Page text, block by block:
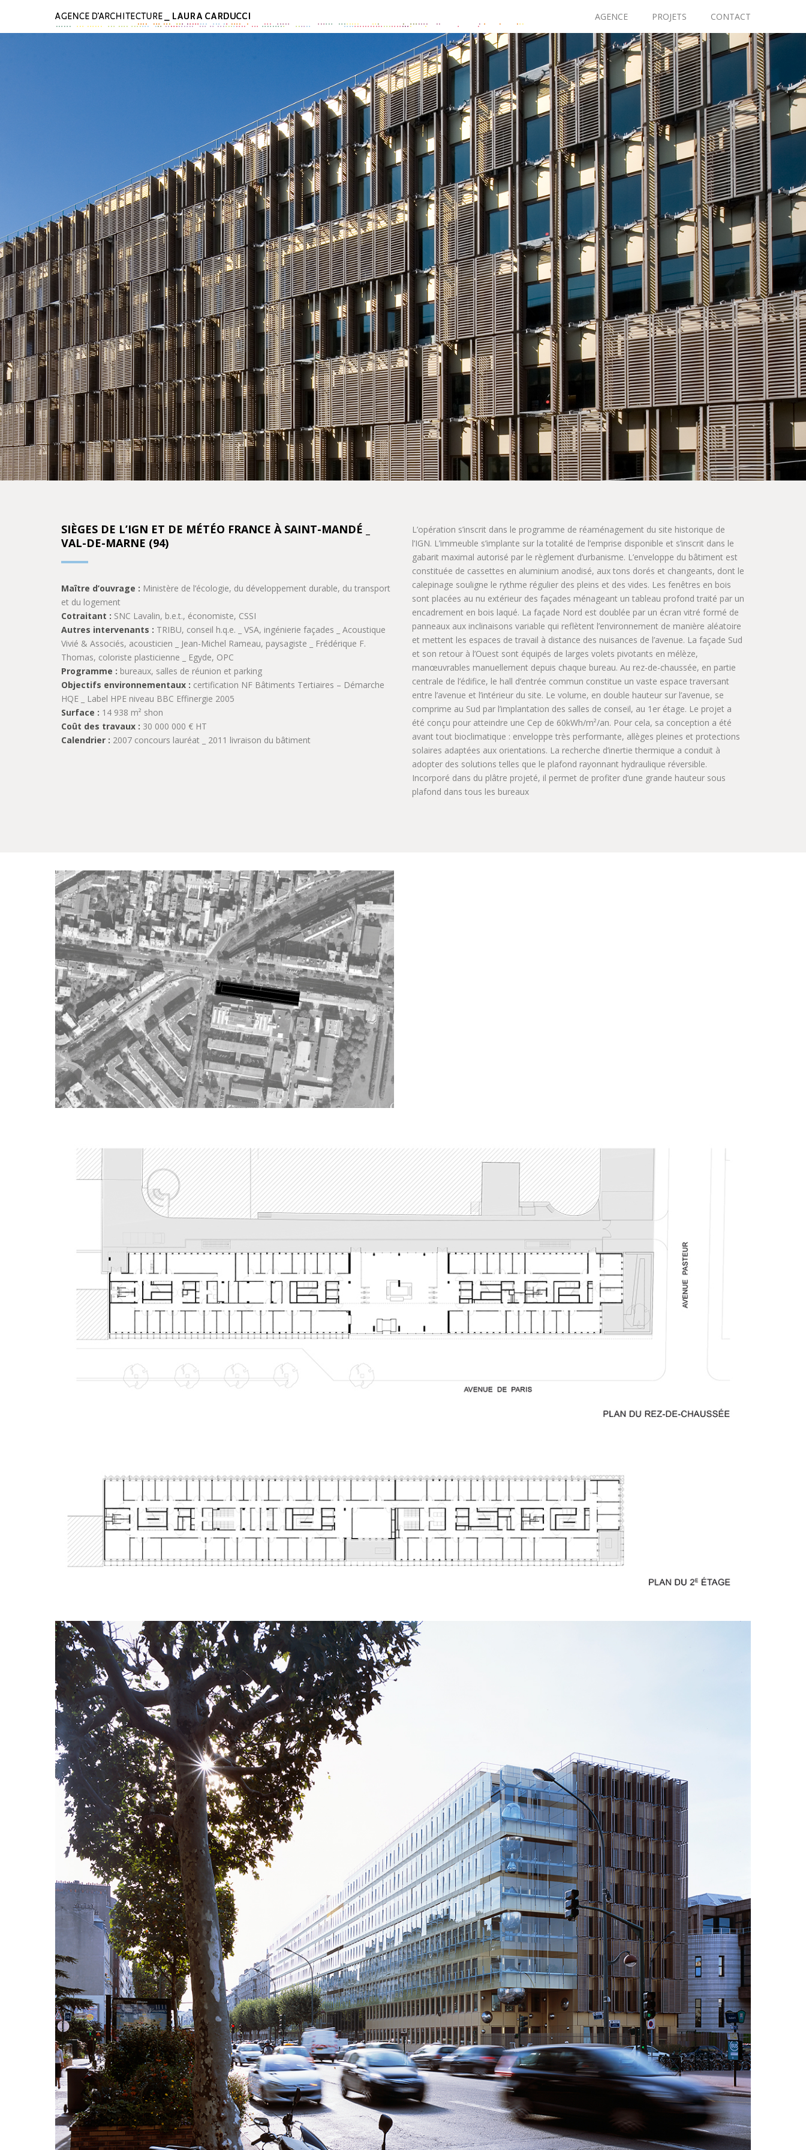
AGENCE PROJETS CONTACT
SIÈGES DE L’IGN ET DE MÉTÉO FRANCE À SAINT-MANDÉ _
VAL-DE-MARNE (94)
Maître d’ouvrage : Ministère de l’écologie, du développement durable, du transport
et du logement
Cotraitant : SNC Lavalin, b.e.t., économiste, CSSI
Autres intervenants : TRIBU, conseil h.q.e. _ VSA, ingénierie façades _ Acoustique
Vivié & Associés, acousticien _ Jean-Michel Rameau, paysagiste _ Frédérique F.
Thomas, coloriste plasticienne _ Egyde, OPC
Programme : bureaux, salles de réunion et parking
Objectifs environnementaux : certification NF Bâtiments Tertiaires – Démarche
HQE _ Label HPE niveau BBC Effinergie 2005
Surface : 14 938 m² shon
Coût des travaux : 30 000 000 € HT
Calendrier : 2007 concours lauréat _ 2011 livraison du bâtiment
L’opération s’inscrit dans le programme de réaménagement du site historique de
l’IGN. L’immeuble s’implante sur la totalité de l’emprise disponible et s’inscrit dans le
gabarit maximal autorisé par le règlement d’urbanisme. L’enveloppe du bâtiment est
constituée de cassettes en aluminium anodisé, aux tons dorés et changeants, dont le
calepinage souligne le rythme régulier des pleins et des vides. Les fenêtres en bois
sont placées au nu extérieur des façades ménageant un tableau profond traité par un
encadrement en bois laqué. La façade Nord est doublée par un écran vitré formé de
panneaux aux inclinaisons variable qui reflètent l’environnement de manière aléatoire
et mettent les espaces de travail à distance des nuisances de l’avenue. La façade Sud
et son retour à l’Ouest sont équipés de larges volets pivotants en mélèze,
manœuvrables manuellement depuis chaque bureau. Au rez-de-chaussée, en partie
centrale de l’édifice, le hall d’entrée commun constitue un vaste espace traversant
entre l’avenue et l’intérieur du site. Le volume, en double hauteur sur l’avenue, se
comprime au Sud par l’implantation des salles de conseil, au 1er étage. Le projet a
été conçu pour atteindre une Cep de 60kWh/m²/an. Pour cela, sa conception a été
avant tout bioclimatique : enveloppe très performante, allèges pleines et protections
solaires adaptées aux orientations. La recherche d’inertie thermique a conduit à
adopter des solutions telles que le plafond rayonnant hydraulique réversible.
Incorporé dans du plâtre projeté, il permet de profiter d’une grande hauteur sous
plafond dans tous les bureaux